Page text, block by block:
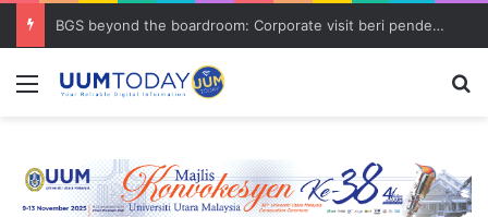
BGS beyond the boardroom: Corporate visit beri pendedahan dunia korporat kepada PELAJAR UUM
Menu